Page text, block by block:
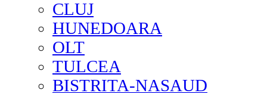
CLUJ
HUNEDOARA
OLT
TULCEA
BISTRITA-NASAUD